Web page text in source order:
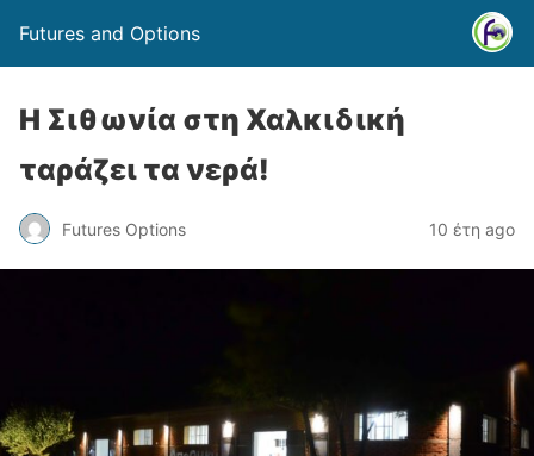
Futures and Options
Η Σιθωνία στη Χαλκιδική
ταράζει τα νερά!
Futures Options 10 έτη ago